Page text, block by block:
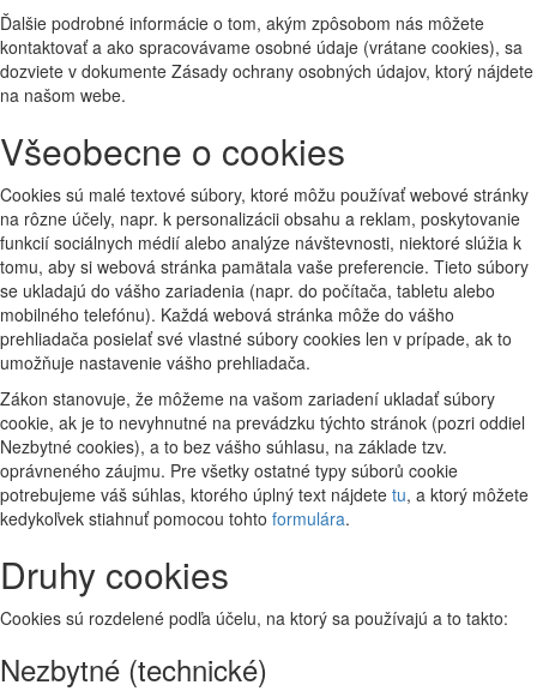
Ďalšie podrobné informácie o tom, akým zpôsobom nás môžete
kontaktovať a ako spracovávame osobné údaje (vrátane cookies), sa
dozviete v dokumente Zásady ochrany osobných údajov, ktorý nájdete
na našom webe.
Všeobecne o cookies
Cookies sú malé textové súbory, ktoré môžu používať webové stránky
na rôzne účely, napr. k personalizácii obsahu a reklam, poskytovanie
funkcií sociálnych médií alebo analýze návštevnosti, niektoré slúžia k
tomu, aby si webová stránka pamätala vaše preferencie. Tieto súbory
se ukladajú do vášho zariadenia (napr. do počítača, tabletu alebo
mobilného telefónu). Každá webová stránka môže do vášho
prehliadača posielať své vlastné súbory cookies len v prípade, ak to
umožňuje nastavenie vášho prehliadača.
Zákon stanovuje, že môžeme na vašom zariadení ukladať súbory
cookie, ak je to nevyhnutné na prevádzku týchto stránok (pozri oddiel
Nezbytné cookies), a to bez vášho súhlasu, na základe tzv.
oprávneného záujmu. Pre všetky ostatné typy súborů cookie
potrebujeme váš súhlas, ktorého úplný text nájdete tu, a ktorý môžete
kedykoľvek stiahnuť pomocou tohto formulára.
Druhy cookies
Cookies sú rozdelené podľa účelu, na ktorý sa používajú a to takto:
Nezbytné (technické)